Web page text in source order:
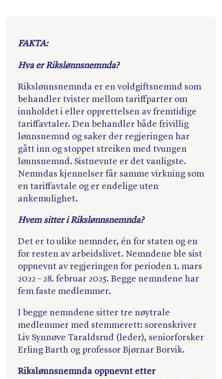
FAKTA:
Hva er Rikslønnsnemnda?
Rikslønnsnemnda er en voldgiftsnemnd som
behandler tvister mellom tariffparter om
innholdet i eller opprettelsen av fremtidige
tariffavtaler. Den behandler både frivillig
lønnsnemnd og saker der regjeringen har
gått inn og stoppet streiken med tvungen
lønnsnemnd. Sistnevnte er det vanligste.
Nemndas kjennelser får samme virkning som
en tariffavtale og er endelige uten
ankemulighet.
Hvem sitter i Rikslønnsnemnda?
Det er to ulike nemnder, én for staten og en
for resten av arbeidslivet. Nemndene ble sist
oppnevnt av regjeringen for perioden 1. mars
2022 – 28. februar 2025. Begge nemndene har
fem faste medlemmer.
I begge nemndene sitter tre nøytrale
medlemmer med stemmerett: sorenskriver
Liv Synnøve Taraldsrud (leder), seniorforsker
Erling Barth og professor Bjørnar Borvik.
Rikslønnsnemnda oppnevnt etter